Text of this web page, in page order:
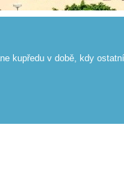
kupředu v době, kdy